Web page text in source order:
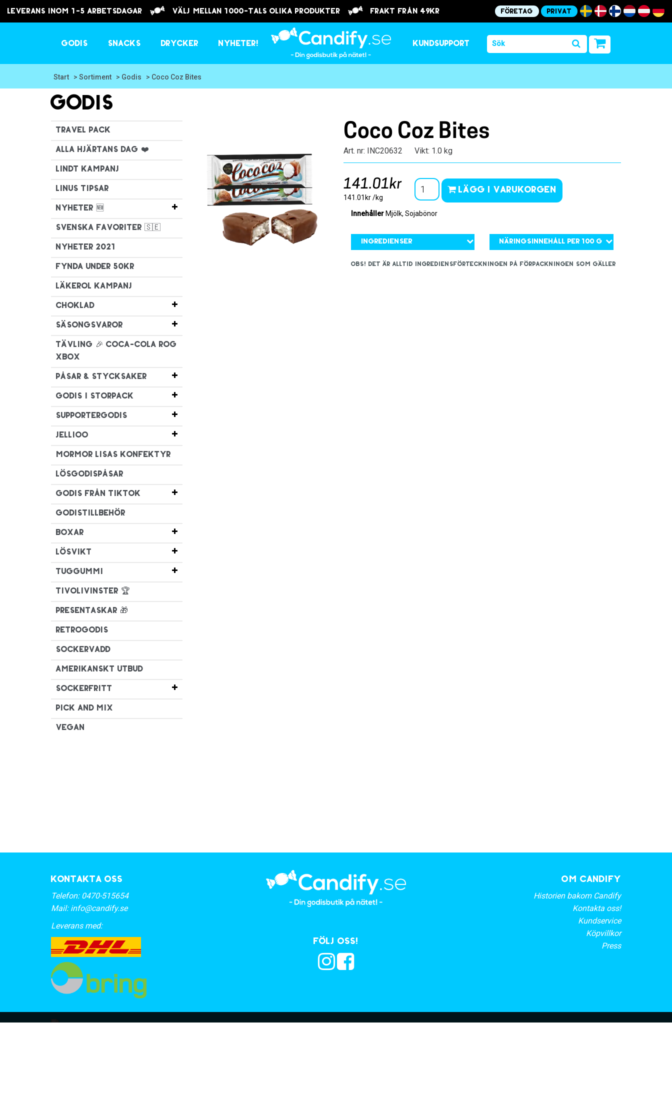
Leverans inom 1-5 arbetsdagar välj mellan 1000-tals olika produkter frakt från 49kr Företag Privat
Godis Snacks Drycker Nyheter! Kundsupport
Start > Sortiment > Godis > Coco Coz Bites
Godis
Travel Pack
Alla hjärtans dag ❤️
Lindt Kampanj
Linus tipsar
Nyheter 🆕
Svenska favoriter 🇸🇪
Nyheter 2021
Fynda under 50kr
Läkerol Kampanj
Choklad
Säsongsvaror
TÄVLING 🎉 Coca-Cola ROG
XBOX
Påsar & Stycksaker
Godis i Storpack
Supportergodis
Jellioo
Mormor Lisas Konfektyr
Lösgodispåsar
Godis från TikTok
Godistillbehör
Boxar
Lösvikt
Tuggummi
Tivolivinster 🏆
Presentaskar 🎁
Retrogodis
Sockervadd
Amerikanskt utbud
Sockerfritt
Pick and mix
Vegan
Coco Coz Bites
Art. nr: INC20632 Vikt: 1.0 kg
141.01kr
141.01kr /kg
Lägg i varukorgen
InnehållerMjölk, Sojabönor
Ingredienser Näringsinnehåll per 100 g
OBS! Det är alltid ingrediensförteckningen på förpackningen som gäller
Kontakta oss
Telefon: 0470-515654
Mail: info@candify.se
Leverans med:
Följ oss!
OM CANDIFY
Historien bakom Candify
Kontakta oss!
Kundservice
Köpvillkor
Press